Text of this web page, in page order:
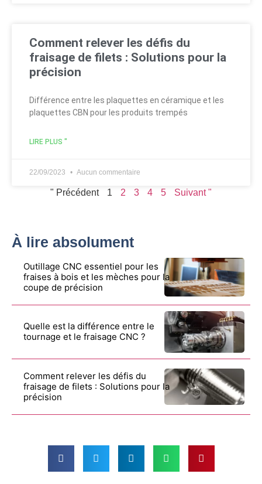
Comment relever les défis du
fraisage de filets : Solutions pour la
précision
Différence entre les plaquettes en céramique et les
plaquettes CBN pour les produits trempés
LIRE PLUS "
22/09/2023 Aucun commentaire
" Précédent 1 2 3 4 5 Suivant "
À lire absolument
Outillage CNC essentiel pour les
fraises à bois et les mèches pour la
coupe de précision
Quelle est la différence entre le
tournage et le fraisage CNC ?
Comment relever les défis du
fraisage de filets : Solutions pour la
précision